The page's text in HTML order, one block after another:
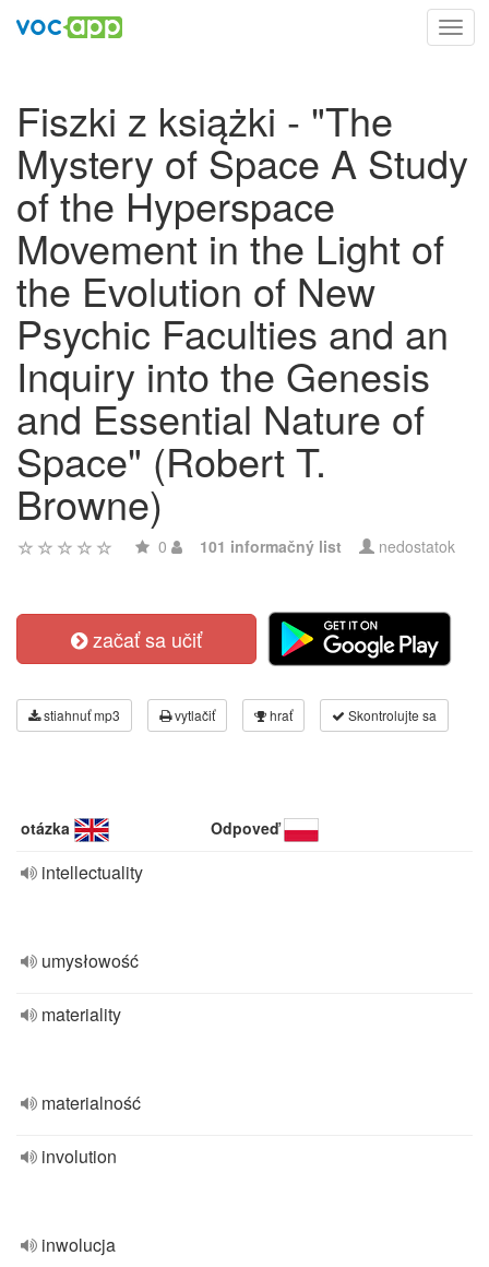
Fiszki z książki - "The
Mystery of Space A Study
of the Hyperspace
Movement in the Light of
the Evolution of New
Psychic Faculties and an
Inquiry into the Genesis
and Essential Nature of
Space" (Robert T.
Browne)
0 101 informačný list nedostatok
začať sa učiť
stiahnuť mp3 vytlačiť hrať Skontrolujte sa
otázka Odpoveď
intellectuality
umysłowość
materiality
materialność
involution
inwolucja